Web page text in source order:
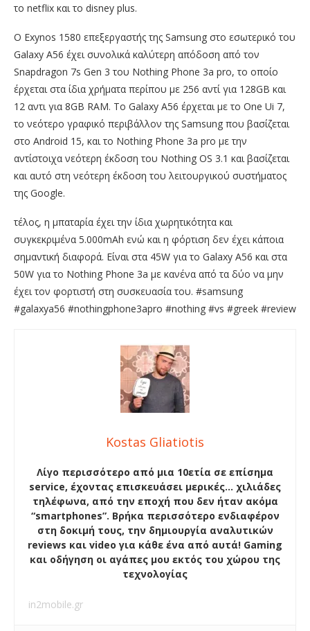
το netflix και το disney plus.
Ο Exynos 1580 επεξεργαστής της Samsung στο εσωτερικό του
Galaxy A56 έχει συνολικά καλύτερη απόδοση από τον
Snapdragon 7s Gen 3 του Nothing Phone 3a pro, το οποίο
έρχεται στα ίδια χρήματα περίπου με 256 αντί για 128GB και
12 αντι για 8GB RAM. Το Galaxy A56 έρχεται με το One Ui 7,
το νεότερο γραφικό περιβάλλον της Samsung που βασίζεται
στο Android 15, και το Nothing Phone 3a pro με την
αντίστοιχα νεότερη έκδοση του Nothing OS 3.1 και βασίζεται
και αυτό στη νεότερη έκδοση του λειτουργικού συστήματος
της Google.
τέλος, η μπαταρία έχει την ίδια χωρητικότητα και
συγκεκριμένα 5.000mAh ενώ και η φόρτιση δεν έχει κάποια
σημαντική διαφορά. Είναι στα 45W για το Galaxy A56 και στα
50W για το Nothing Phone 3a με κανένα από τα δύο να μην
έχει τον φορτιστή στη συσκευασία του. #samsung
#galaxya56 #nothingphone3apro #nothing #vs #greek #review
Kostas Gliatiotis
Λίγο περισσότερο από μια 10ετία σε επίσημα
service, έχοντας επισκευάσει μερικές… χιλιάδες
τηλέφωνα, από την εποχή που δεν ήταν ακόμα
“smartphones”. Βρήκα περισσότερο ενδιαφέρον
στη δοκιμή τους, την δημιουργία αναλυτικών
reviews και video για κάθε ένα από αυτά! Gaming
και οδήγηση οι αγάπες μου εκτός του χώρου της
τεχνολογίας
in2mobile.gr